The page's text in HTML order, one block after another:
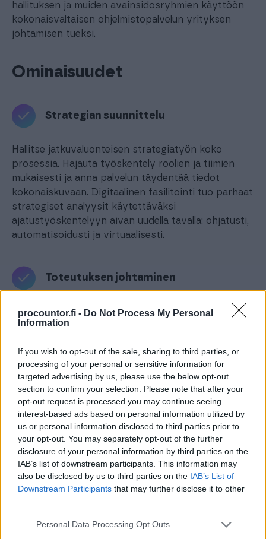
procountor.fi - Do Not Process My Personal
Information
If you wish to opt-out of the sale, sharing to third parties, or
processing of your personal or sensitive information for
targeted advertising by us, please use the below opt-out
section to confirm your selection. Please note that after your
opt-out request is processed you may continue seeing
interest-based ads based on personal information utilized by
us or personal information disclosed to third parties prior to
your opt-out. You may separately opt-out of the further
disclosure of your personal information by third parties on the
IAB’s list of downstream participants. This information may
also be disclosed by us to third parties on the IAB’s List of
Downstream Participants that may further disclose it to other
Please note that this website/app uses one or more Google
Personal Data Processing Opt Outs
hallituksen ja muiden avainsidosryhmien käyttöön
kokonaisvaltaisen ohjelmistopalvelun yrityksen
johtamisen tueksi.
Ominaisuudet
Strategian suunnittelu
Hallitse jatkuvaluonteisen strategiatyön koko
prosessia. Hajauta työskentely roolien ja tiimien
mukaisesti ja anna palvelun täydentää tiedot
kokonaiskuvaan. Digitaalinen fasilitointi tuo parhaat
strategiset analyysit käytettäväksi
ajatustyöskentelyyn aivan uudella tavalla: ohjatusti,
automatisoidusti ja virtuaalisesti.
Toteutuksen johtaminen
Aloita strategian tehokas toteutus läpinäkyvällä
osallistamisella. Tarvitaan inspiroivaa merkitystä,
roolit. Varmistu siitä, että sovittu myös tehdään.
Pidä näin huoli, että tiimit työskentelevät
fokusalueiden mukaisesti.
Suorituskyvyn seuranta
Yhdistä yrityksen sisäiset tietolähteet ja saa BI-
ratkaisulta tukea yrityksen tulosten, tehokkuuden ja
toiminnan seurantaa. Kohdista fokus tietojen